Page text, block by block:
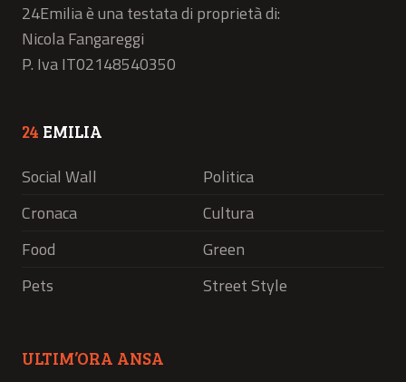
24Emilia è una testata di proprietà di:
Nicola Fangareggi
P. Iva IT02148540350
24 EMILIA
Social Wall
Politica
Cronaca
Cultura
Food
Green
Pets
Street Style
ULTIM’ORA ANSA